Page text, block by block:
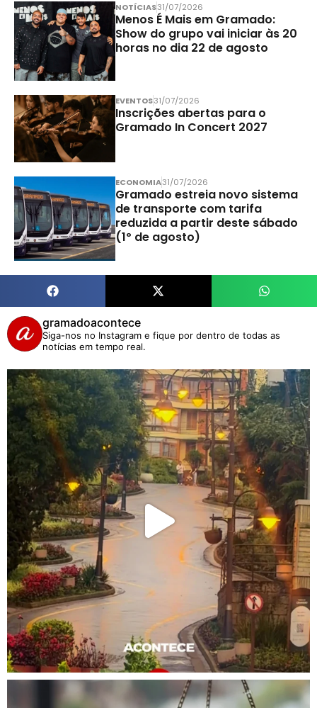
NOTÍCIAS31/07/2026
Menos É Mais em Gramado:
Show do grupo vai iniciar às 20
horas no dia 22 de agosto
EVENTOS31/07/2026
Inscrições abertas para o
Gramado In Concert 2027
ECONOMIA31/07/2026
Gramado estreia novo sistema
de transporte com tarifa
reduzida a partir deste sábado
(1º de agosto)
gramadoacontece
Siga-nos no Instagram e fique por dentro de todas as
notícias em tempo real.